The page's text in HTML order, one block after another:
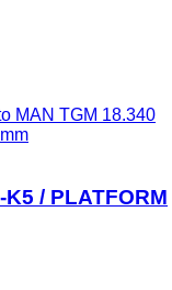
MAN TGM 18.340
/ PLATFORM